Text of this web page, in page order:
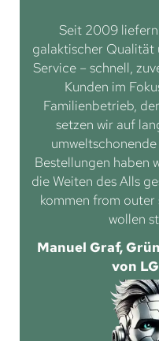
Seit 2009
galaktischer Qualität
Service – schnell,
Kunden im
Familienbetrieb,
setzen wir auf
Bestellungen haben
die Weiten des Alls
kommen from outer
wollen
Manuel Graf,
von